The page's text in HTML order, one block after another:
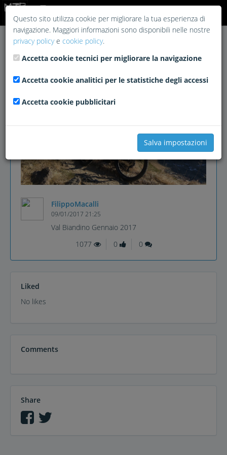
FilippoMacalli
09/01/2017 21:25
Val Biandino Gennaio 2017
1077
0 0
Liked
No likes
Comments
Share
Questo sito utilizza cookie per migliorare la tua esperienza di
navigazione. Maggiori informazioni sono disponibili nelle nostre
privacy policye cookie policy.
Accetta cookie tecnici per migliorare la navigazione
Accetta cookie analitici per le statistiche degli accessi
Accetta cookie pubblicitari
Salva impostazioni